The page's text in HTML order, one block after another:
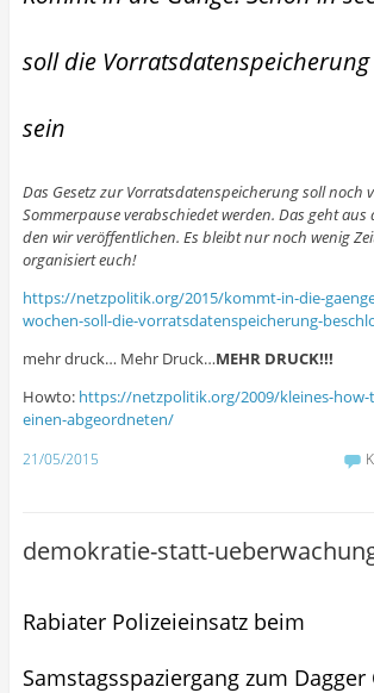
soll die Vorratsdatenspeicherung
sein
Das Gesetz zur Vorratsdatenspeicherung soll noch
Sommerpause verabschiedet werden. Das geht aus
den wir veröffentlichen. Es bleibt nur noch wenig
organisiert euch!
https://netzpolitik.org/2015/kommt-in-die-
wochen-soll-die-vorratsdatenspeicherung-
mehr druck… Mehr Druck…MEHR DRUCK!!!
Howto: https://netzpolitik.org/2009/kleines-
einen-abgeordneten/
21/05/2015
demokratie-statt-
Rabiater Polizeieinsatz beim
Samstagsspaziergang zum